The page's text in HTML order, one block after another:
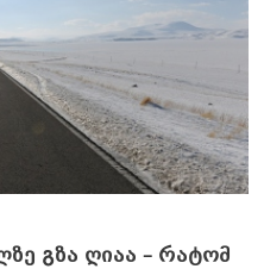
გზა ღიაა – რატომ